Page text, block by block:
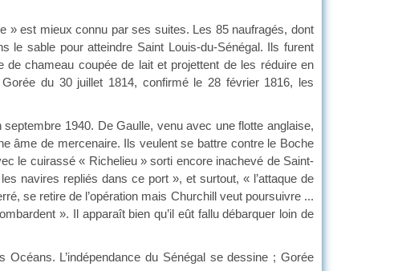
» est mieux connu par ses suites. Les 85 naufragés, dont
le sable pour atteindre Saint Louis-du-Sénégal. Ils furent
chameau coupée de lait et projettent de les réduire en
du 30 juillet 1814, confirmé le 28 février 1816, les
1940. De Gaulle, venu avec une flotte anglaise,
âme de mercenaire. Ils veulent se battre contre le Boche
le cuirassé « Richelieu » sorti encore inachevé de Saint-
navires repliés dans ce port », et surtout, « l’attaque de
se retire de l’opération mais Churchill veut poursuivre ...
». Il apparaît bien qu’il eût fallu débarquer loin de
L’indépendance du Sénégal se dessine ; Gorée